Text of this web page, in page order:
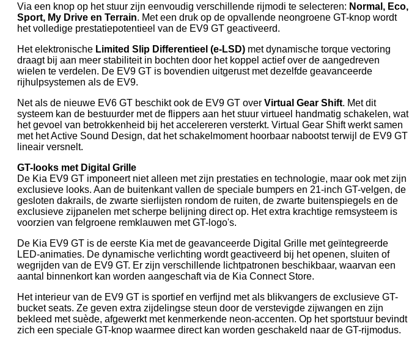
Via een knop op het stuur zijn eenvoudig verschillende rijmodi te selecteren: Normal, Eco,
Sport, My Drive en Terrain. Met een druk op de opvallende neongroene GT-knop wordt
het volledige prestatiepotentieel van de EV9 GT geactiveerd.
Het elektronische Limited Slip Differentieel (e-LSD) met dynamische torque vectoring
draagt bij aan meer stabiliteit in bochten door het koppel actief over de aangedreven
wielen te verdelen. De EV9 GT is bovendien uitgerust met dezelfde geavanceerde
rijhulpsystemen als de EV9.
Net als de nieuwe EV6 GT beschikt ook de EV9 GT over Virtual Gear Shift. Met dit
systeem kan de bestuurder met de flippers aan het stuur virtueel handmatig schakelen, wat
het gevoel van betrokkenheid bij het accelereren versterkt. Virtual Gear Shift werkt samen
met het Active Sound Design, dat het schakelmoment hoorbaar nabootst terwijl de EV9 GT
lineair versnelt.
GT-looks met Digital Grille
De Kia EV9 GT imponeert niet alleen met zijn prestaties en technologie, maar ook met zijn
exclusieve looks. Aan de buitenkant vallen de speciale bumpers en 21-inch GT-velgen, de
gesloten dakrails, de zwarte sierlijsten rondom de ruiten, de zwarte buitenspiegels en de
exclusieve zijpanelen met scherpe belijning direct op. Het extra krachtige remsysteem is
voorzien van felgroene remklauwen met GT-logo's.
De Kia EV9 GT is de eerste Kia met de geavanceerde Digital Grille met geïntegreerde
LED-animaties. De dynamische verlichting wordt geactiveerd bij het openen, sluiten of
wegrijden van de EV9 GT. Er zijn verschillende lichtpatronen beschikbaar, waarvan een
aantal binnenkort kan worden aangeschaft via de Kia Connect Store.
Het interieur van de EV9 GT is sportief en verfijnd met als blikvangers de exclusieve GT-
bucket seats. Ze geven extra zijdelingse steun door de verstevigde zijwangen en zijn
bekleed met suède, afgewerkt met kenmerkende neon-accenten. Op het sportstuur bevindt
zich een speciale GT-knop waarmee direct kan worden geschakeld naar de GT-rijmodus.